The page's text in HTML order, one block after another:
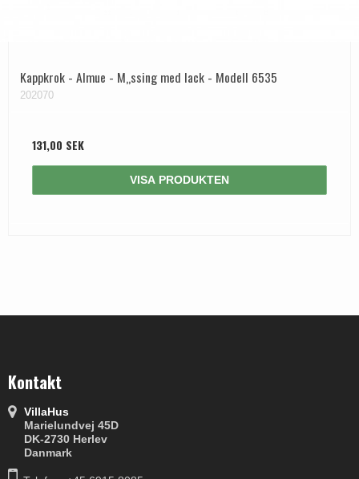
Kappkrok - Almue - M„ssing med lack - Modell 6535
202070
131,00 SEK
VISA PRODUKTEN
Kontakt
VillaHus
Marielundvej 45D
DK-2730 Herlev
Danmark